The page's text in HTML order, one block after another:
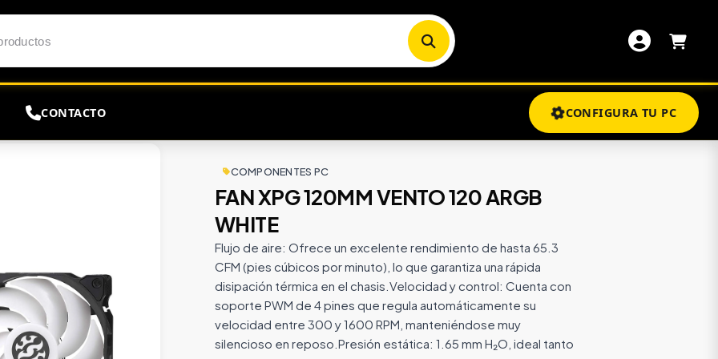
CONTACTO CONFIGURA TU PC
VENTO 120 ARGB WHITE
COMPONENTES PC
FAN XPG 120MM VENTO 120 ARGB
WHITE
Flujo de aire: Ofrece un excelente rendimiento de hasta 65.3
CFM (pies cúbicos por minuto), lo que garantiza una rápida
disipación térmica en el chasis.Velocidad y control: Cuenta con
soporte PWM de 4 pines que regula automáticamente su
velocidad entre 300 y 1600 RPM, manteniéndose muy
silencioso en reposo.Presión estática: 1.65 mm H₂O, ideal tanto